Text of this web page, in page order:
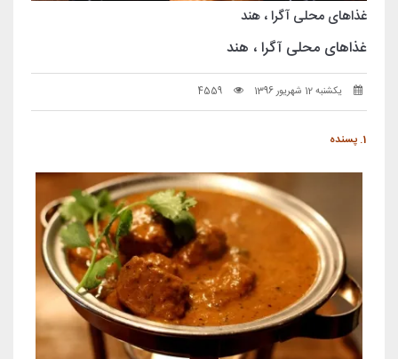
غذاهای محلی آگرا ، هند
غذاهای محلی آگرا ، هند
یکشنبه 12 شهریور 1396 4559
1. پسنده